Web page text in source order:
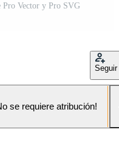
Pro Vector y Pro SVG
Seguir
se requiere atribución!